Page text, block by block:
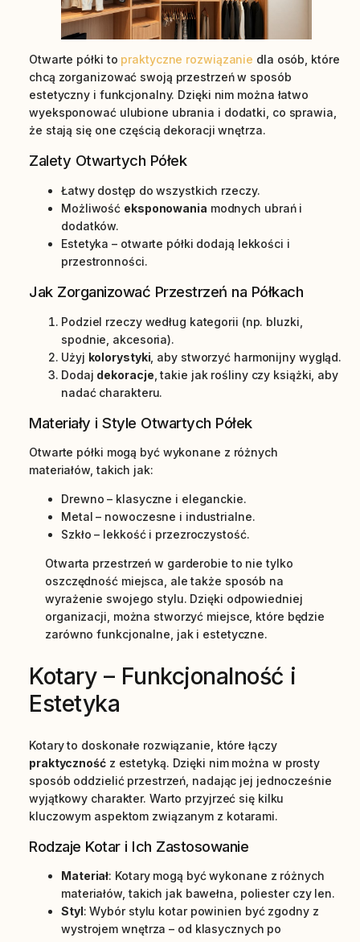
Otwarte półki to praktyczne rozwiązanie dla osób, które
chcą zorganizować swoją przestrzeń w sposób
estetyczny i funkcjonalny. Dzięki nim można łatwo
wyeksponować ulubione ubrania i dodatki, co sprawia,
że stają się one częścią dekoracji wnętrza.
Zalety Otwartych Półek
Łatwy dostęp do wszystkich rzeczy.
Możliwość eksponowania modnych ubrań i
dodatków.
Estetyka – otwarte półki dodają lekkości i
przestronności.
Jak Zorganizować Przestrzeń na Półkach
Podziel rzeczy według kategorii (np. bluzki,
spodnie, akcesoria).
Użyj kolorystyki , aby stworzyć harmonijny wygląd.
Dodaj dekoracje , takie jak rośliny czy książki, aby
nadać charakteru.
Materiały i Style Otwartych Półek
Otwarte półki mogą być wykonane z różnych
materiałów, takich jak:
Drewno – klasyczne i eleganckie.
Metal – nowoczesne i industrialne.
Szkło – lekkość i przezroczystość.
Otwarta przestrzeń w garderobie to nie tylko
oszczędność miejsca, ale także sposób na
wyrażenie swojego stylu. Dzięki odpowiedniej
organizacji, można stworzyć miejsce, które będzie
zarówno funkcjonalne, jak i estetyczne.
Kotary – Funkcjonalność i
Estetyka
Kotary to doskonałe rozwiązanie, które łączy
praktycznośćz estetyką. Dzięki nim można w prosty
sposób oddzielić przestrzeń, nadając jej jednocześnie
wyjątkowy charakter. Warto przyjrzeć się kilku
kluczowym aspektom związanym z kotarami.
Rodzaje Kotar i Ich Zastosowanie
Materiał: Kotary mogą być wykonane z różnych
materiałów, takich jak bawełna, poliester czy len.
Styl: Wybór stylu kotar powinien być zgodny z
wystrojem wnętrza – od klasycznych po